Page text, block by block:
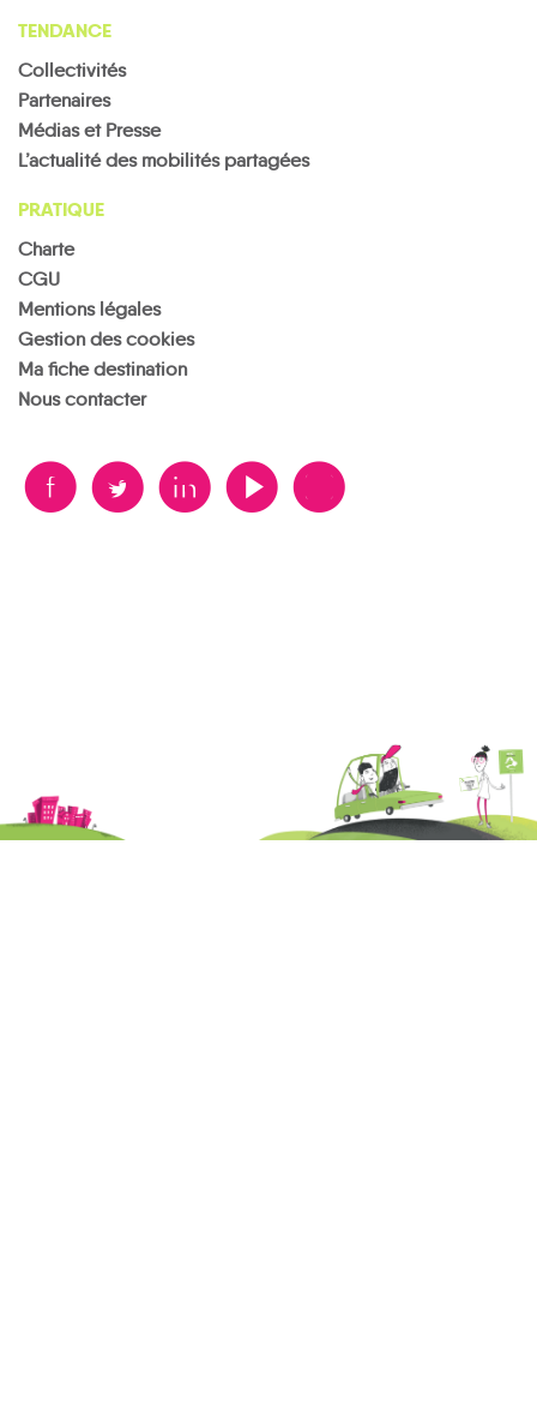
TENDANCE
Collectivités
Partenaires
Médias et Presse
L’actualité des mobilités partagées
PRATIQUE
Charte
CGU
Mentions légales
Gestion des cookies
Ma fiche destination
Nous contacter
B A D F V